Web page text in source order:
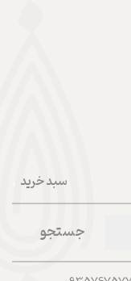
سبد خرید
جستجو